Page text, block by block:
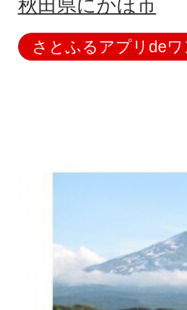
秋田県にかほ市
さとふるアプリde